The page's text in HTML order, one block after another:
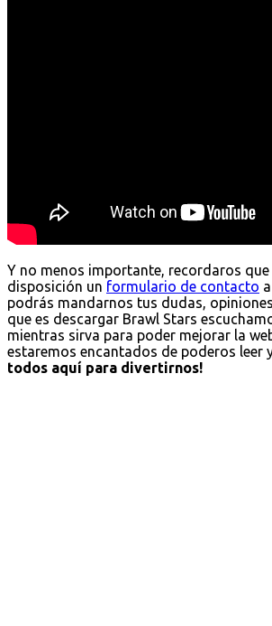
Y no menos importante, recordaros
disposición un formulario de contacto
podrás mandarnos tus dudas,
que es descargar Brawl Stars
mientras sirva para poder mejorar la
estaremos encantados de poderos leer
todos aquí para divertirnos!